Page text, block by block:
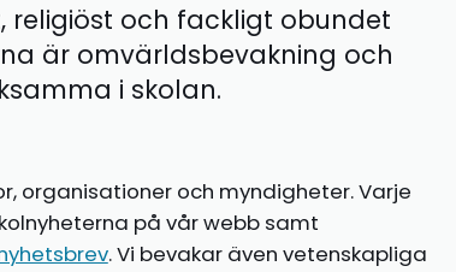
religiöst och fackligt obundet
är omvärldsbevakning och
i skolan.
organisationer och myndigheter. Varje
på vår webb samt
. Vi bevakar även vetenskapliga